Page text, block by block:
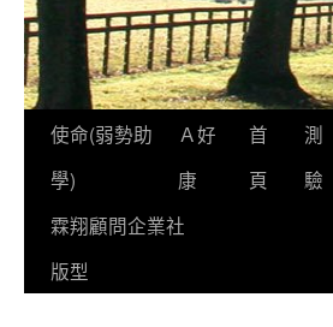
跳使命(弱勢助
學)
Ａ好
康
首
頁
測
驗
霖翔顧問企業社
版型